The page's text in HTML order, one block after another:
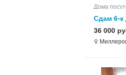
Дома
Сдам 6-к
85.0 кв.м,
36 000